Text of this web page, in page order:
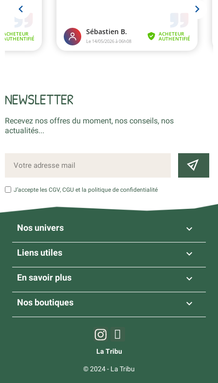
NEWSLETTER
Recevez nos offres du moment, nos conseils, nos
actualités...
J’accepte les CGV, CGU et la politique de confidentialité
Nos univers 
Liens utiles 
En savoir plus 
Nos boutiques 
La Tribu
© 2024 - La Tribu